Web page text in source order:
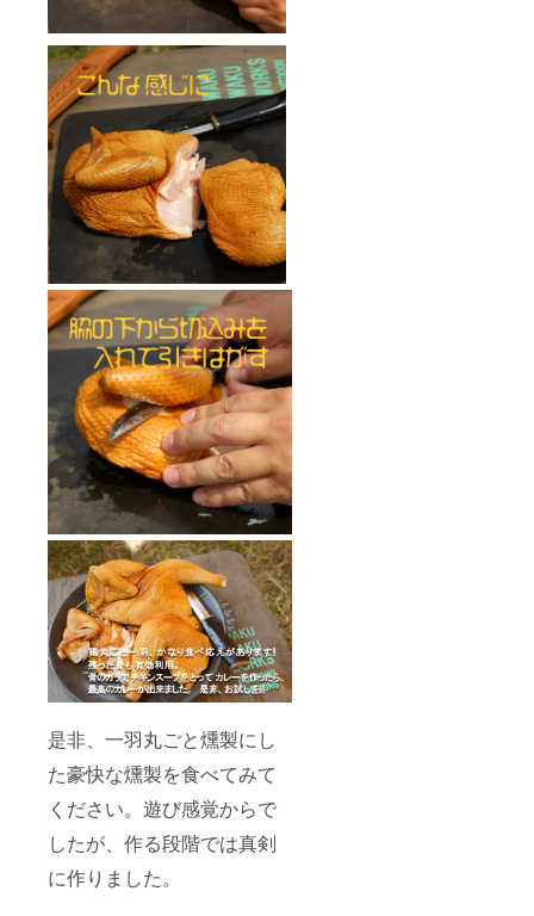
是非、一羽丸ごと燻製にし
た豪快な燻製を食べてみて
ください。遊び感覚からで
したが、作る段階では真剣
に作りました。